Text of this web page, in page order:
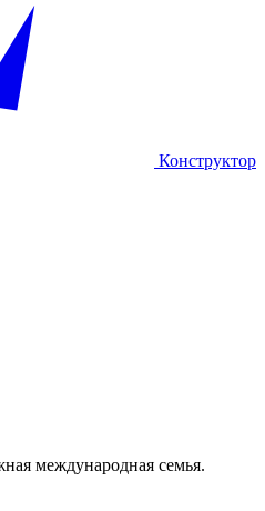
Конструктор
международная семья.